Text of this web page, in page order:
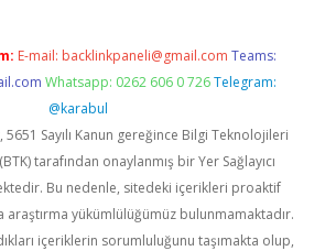
E-mail: backlinkpaneli@gmail.com Teams:
Whatsapp: 0262 606 0 726 Telegram:
@karabul
5651 Sayılı Kanun gereğince Bilgi Teknolojileri
tarafından onaylanmış bir Yer Sağlayıcı
Bu nedenle, sitedeki içerikleri proaktif
yükümlülüğümüz bulunmamaktadır.
içeriklerin sorumluluğunu taşımakta olup,